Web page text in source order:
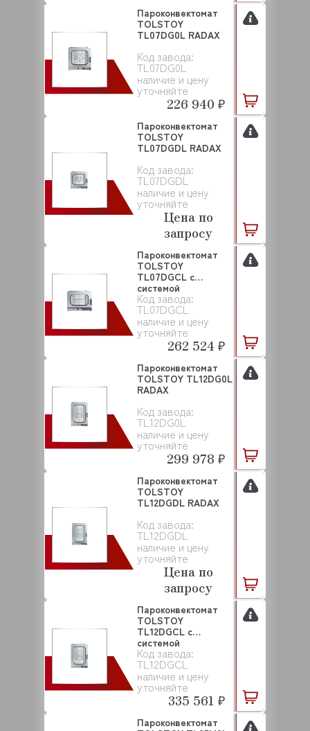
Код завода:
TL07DG0L
наличие и цену
уточняйте
Пароконвектомат
TOLSTOY
TL07DG0L RADAX
226 940 ₽
Код завода:
TL07DGDL
наличие и цену
уточняйте
Пароконвектомат
TOLSTOY
TL07DGDL RADAX
Цена по
запросу
Код завода:
TL07DGCL
наличие и цену
уточняйте
Пароконвектомат
TOLSTOY
TL07DGCL с
системой
самоочистки RADAX
262 524 ₽
Код завода:
TL12DG0L
наличие и цену
уточняйте
Пароконвектомат
TOLSTOY TL12DG0L
RADAX
299 978 ₽
Код завода:
TL12DGDL
наличие и цену
уточняйте
Пароконвектомат
TOLSTOY
TL12DGDL RADAX
Цена по
запросу
Код завода:
TL12DGCL
наличие и цену
уточняйте
Пароконвектомат
TOLSTOY
TL12DGCL с
системой
самоочистки RADAX
335 561 ₽
Пароконвектомат